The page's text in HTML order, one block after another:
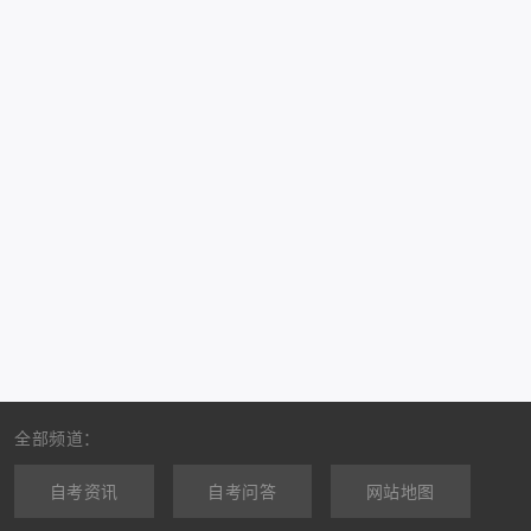
全部频道：
自考资讯 自考问答 网站地图